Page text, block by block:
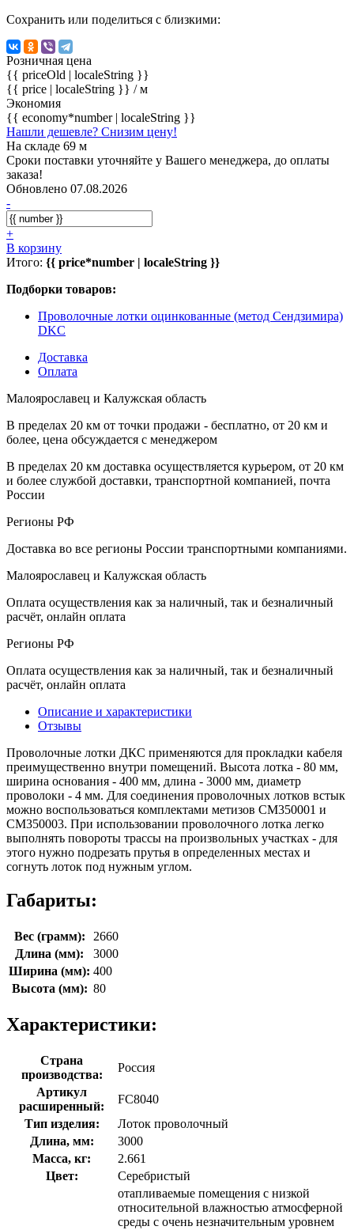
Сохранить или поделиться с близкими:
Розничная цена
{{ priceOld | localeString }}
{{ price | localeString }} / м
Экономия
{{ economy*number | localeString }}
Нашли дешевле? Снизим цену!
На складе 69 м
Сроки поставки уточняйте у Вашего менеджера, до оплаты
заказа!
Обновлено 07.08.2026
-
+
В корзину
Итого: {{ price*number | localeString }}
Подборки товаров:
Проволочные лотки оцинкованные (метод Сендзимира)
DKC
Доставка
Оплата
Малоярославец и Калужская область
В пределах 20 км от точки продажи - бесплатно, от 20 км и
более, цена обсуждается с менеджером
В пределах 20 км доставка осуществляется курьером, от 20 км
и более службой доставки, транспортной компанией, почта
России
Регионы РФ
Доставка во все регионы России транспортными компаниями.
Малоярославец и Калужская область
Оплата осуществления как за наличный, так и безналичный
расчёт, онлайн оплата
Регионы РФ
Оплата осуществления как за наличный, так и безналичный
расчёт, онлайн оплата
Описание и характеристики
Отзывы
Проволочные лотки ДКС применяются для прокладки кабеля
преимущественно внутри помещений. Высота лотка - 80 мм,
ширина основания - 400 мм, длина - 3000 мм, диаметр
проволоки - 4 мм. Для соединения проволочных лотков встык
можно воспользоваться комплектами метизов CM350001 и
CM350003. При использовании проволочного лотка легко
выполнять повороты трассы на произвольных участках - для
этого нужно подрезать прутья в определенных местах и
согнуть лоток под нужным углом.
Габариты:
Вес (грамм):
2660
Длина (мм):
3000
Ширина (мм): 400
Высота (мм): 80
Характеристики:
Страна
производства:
Россия
Артикул
расширенный:
FC8040
Тип изделия:
Лоток проволочный
Длина, мм:
3000
Масса, кг:
2.661
Цвет:
Серебристый
отапливаемые помещения с низкой
относительной влажностью атмосферной
среды с очень незначительным уровнем